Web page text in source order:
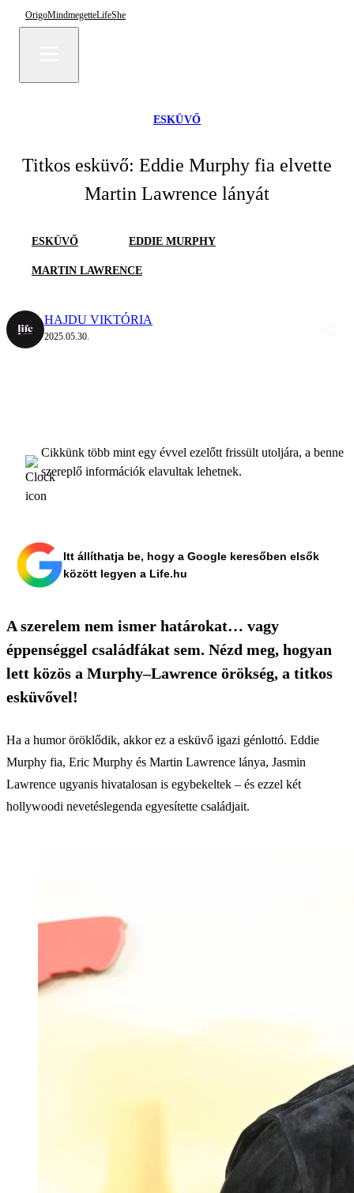
OrigoMindmegetteLifeShe
ESKÜVŐ
Titkos esküvő: Eddie Murphy fia elvette
Martin Lawrence lányát
ESKÜVŐ EDDIE MURPHY
MARTIN LAWRENCE
HAJDU VIKTÓRIA
2025.05.30.
Cikkünk több mint egy évvel ezelőtt frissült utoljára, a benne
szereplő információk elavultak lehetnek.
Itt állíthatja be, hogy a Google keresőben elsők
között legyen a Life.hu
A szerelem nem ismer határokat… vagy
éppenséggel családfákat sem. Nézd meg, hogyan
lett közös a Murphy–Lawrence örökség, a titkos
esküvővel!
Ha a humor öröklődik, akkor ez a esküvő igazi génlottó. Eddie
Murphy fia, Eric Murphy és Martin Lawrence lánya, Jasmin
Lawrence ugyanis hivatalosan is egybekeltek – és ezzel két
hollywoodi nevetéslegenda egyesítette családjait.